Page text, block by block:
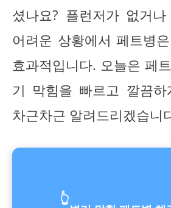
셨나요? 플런저가 없거
어려운 상황에서 페트병
효과적입니다. 오늘은 페
기 막힘을 빠르고 깔끔
차근차근 알려드리겠습니
👆